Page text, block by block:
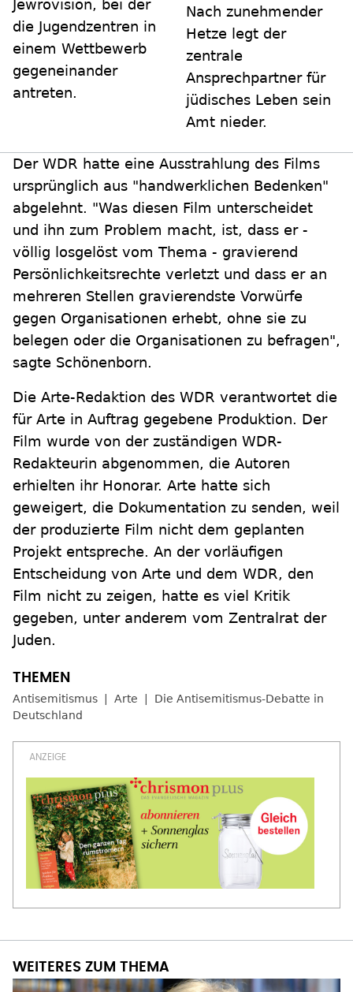
Jewrovision, bei der
die Jugendzentren in
einem Wettbewerb
gegeneinander
antreten.
Nach zunehmender
Hetze legt der
zentrale
Ansprechpartner für
jüdisches Leben sein
Amt nieder.
Der WDR hatte eine Ausstrahlung des Films
ursprünglich aus "handwerklichen Bedenken"
abgelehnt. "Was diesen Film unterscheidet
und ihn zum Problem macht, ist, dass er -
völlig losgelöst vom Thema - gravierend
Persönlichkeitsrechte verletzt und dass er an
mehreren Stellen gravierendste Vorwürfe
gegen Organisationen erhebt, ohne sie zu
belegen oder die Organisationen zu befragen",
sagte Schönenborn.
Die Arte-Redaktion des WDR verantwortet die
für Arte in Auftrag gegebene Produktion. Der
Film wurde von der zuständigen WDR-
Redakteurin abgenommen, die Autoren
erhielten ihr Honorar. Arte hatte sich
geweigert, die Dokumentation zu senden, weil
der produzierte Film nicht dem geplanten
Projekt entspreche. An der vorläufigen
Entscheidung von Arte und dem WDR, den
Film nicht zu zeigen, hatte es viel Kritik
gegeben, unter anderem vom Zentralrat der
Juden.
Antisemitismus Arte
Die Antisemitismus-Debatte in
Deutschland
WEITERES ZUM THEMA